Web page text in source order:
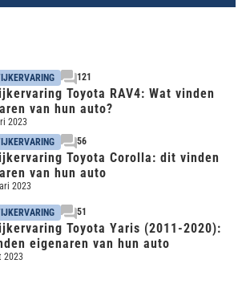
121
Toyota RAV4: Wat vinden
van hun auto?
2023
56
Toyota Corolla: dit vinden
van hun auto
2023
51
Toyota Yaris (2011-2020):
eigenaren van hun auto
2023